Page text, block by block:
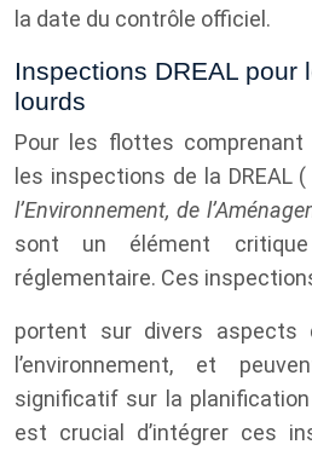
la date du contrôle officiel.
Inspections DREAL pour
lourds
Pour les flottes comprenant
les inspections de la DREAL
l’Environnement, de
sont un élément
réglementaire. Ces
portent sur divers
l’environnement, et
significatif sur la
est crucial d’intégrer ces